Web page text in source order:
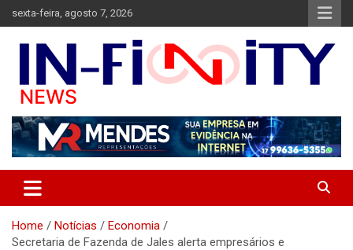
to
content
sexta-feira, agosto 7, 2026
in-finitynews.com
você às informações mais importantes de Jales e região.
Home Notícias
Economia
Secretaria de Fazenda de Jales alerta empresários e